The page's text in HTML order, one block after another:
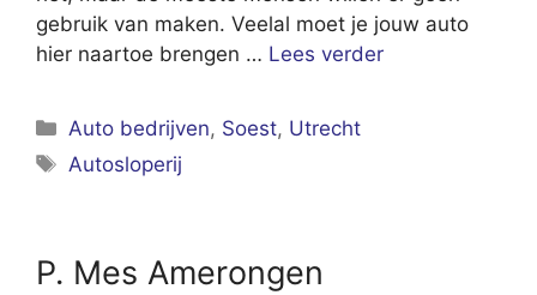
gebruik van maken. Veelal moet je jouw auto
hier naartoe brengen … Lees verder
Categorieën
Auto bedrijven, Soest, Utrecht
Tags
Autosloperij
P. Mes Amerongen